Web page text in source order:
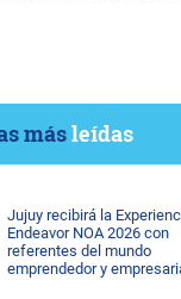
másleídas
Jujuy recibirá la
Endeavor NOA 2026 con
referentes del mundo
emprendedor y